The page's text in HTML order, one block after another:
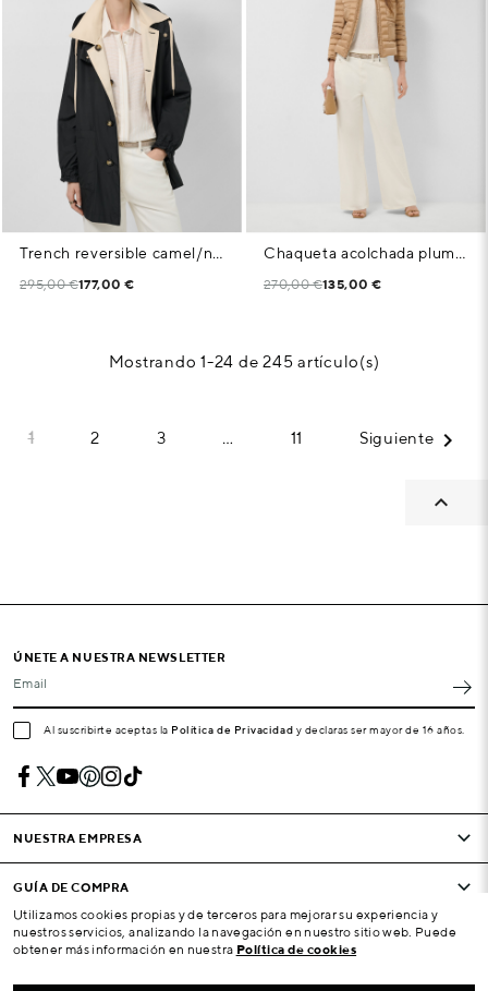
Trench reversible camel/negro
295,00 €177,00 €
Chaqueta acolchada plumas cuatro bolsillos cámel
270,00 €135,00 €
Mostrando 1-24 de 245 artículo(s)
1 2 3 … 11 Siguiente 

ÚNETE A NUESTRA NEWSLETTER
Email
Al suscribirte aceptas la Política de Privacidad y declaras ser mayor de 16 años.
NUESTRA EMPRESA
GUÍA DE COMPRA
CONDICIONES Y EMPRESA
SU CUENTA
Utilizamos cookies propias y de terceros para mejorar su experiencia y
nuestros servicios, analizando la navegación en nuestro sitio web. Puede
obtener más información en nuestra Política de cookies